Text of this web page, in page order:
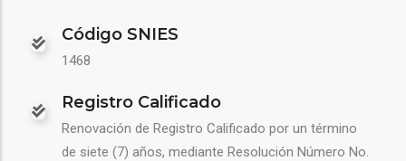
Código SNIES
1468
Registro Calificado
Renovación de Registro Calificado por un término
de siete (7) años, mediante Resolución Número No.